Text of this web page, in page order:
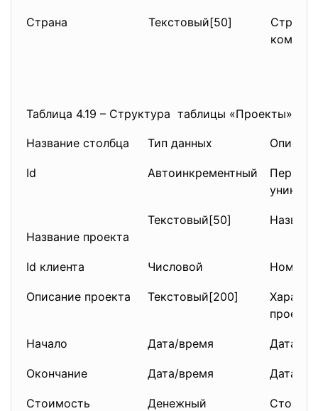
Страна Текстовый[50]
Таблица 4.19 – Структура таблицы «Проекты»
Название столбца Тип данных
Id Автоинкрементный
Название проекта
Текстовый[50]
Id клиента Числовой Номер
Описание проекта Текстовый[200]
проекта.
Начало Дата/время Дата
Окончание Дата/время Дата
Стоимость Денежный